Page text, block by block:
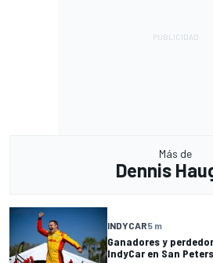
Más de
Dennis
INDYCAR5 m
Ganadores y
IndyCar en San